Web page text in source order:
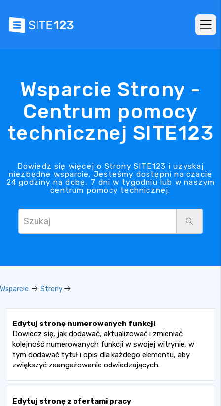
Wsparcie Strony -
Centrum pomocy
technicznej SITE123
Dowiedz się więcej o Strony SITE123 i uzyskaj
niezbędne wsparcie. Jesteśmy dostępni na czacie
24 godziny na dobę, 7 dni w tygodniu lub w naszym
centrum pomocy technicznej.
Wsparcie Strony
Edytuj stronę numerowanych funkcji
Dowiedz się, jak dodawać, aktualizować i zmieniać
kolejność numerowanych funkcji w swojej witrynie, w
tym dodawać tytuł i opis dla każdego elementu, aby
zwiększyć zaangażowanie odwiedzających.
Edytuj stronę z ofertami pracy